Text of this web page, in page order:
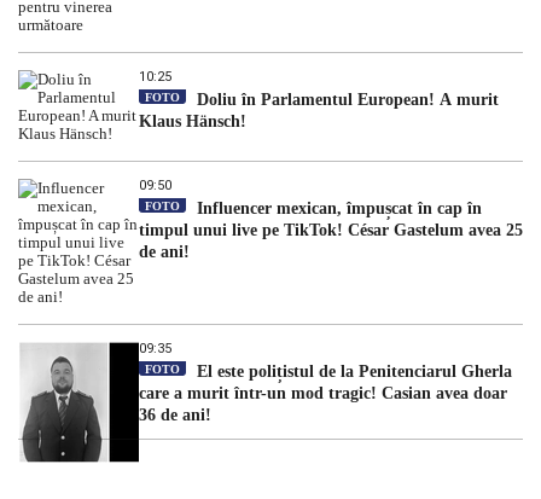
10:25
FOTO
Doliu în Parlamentul European! A murit
Klaus Hänsch!
09:50
FOTO
Influencer mexican, împușcat în cap în
timpul unui live pe TikTok! César Gastelum avea 25
de ani!
09:35
FOTO
El este polițistul de la Penitenciarul Gherla
care a murit într-un mod tragic! Casian avea doar
36 de ani!